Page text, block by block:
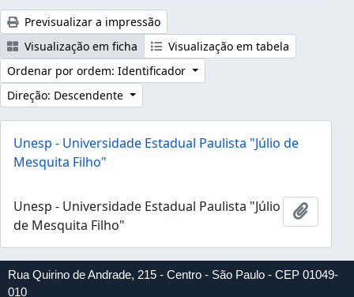
Previsualizar a impressão
Visualização em ficha
Visualização em tabela
Ordenar por ordem: Identificador
Direção: Descendente
Unesp - Universidade Estadual Paulista "Júlio de
Mesquita Filho"
Unesp - Universidade Estadual Paulista "Júlio
de Mesquita Filho"
Rua Quirino de Andrade, 215 - Centro - São Paulo - CEP 01049-
010